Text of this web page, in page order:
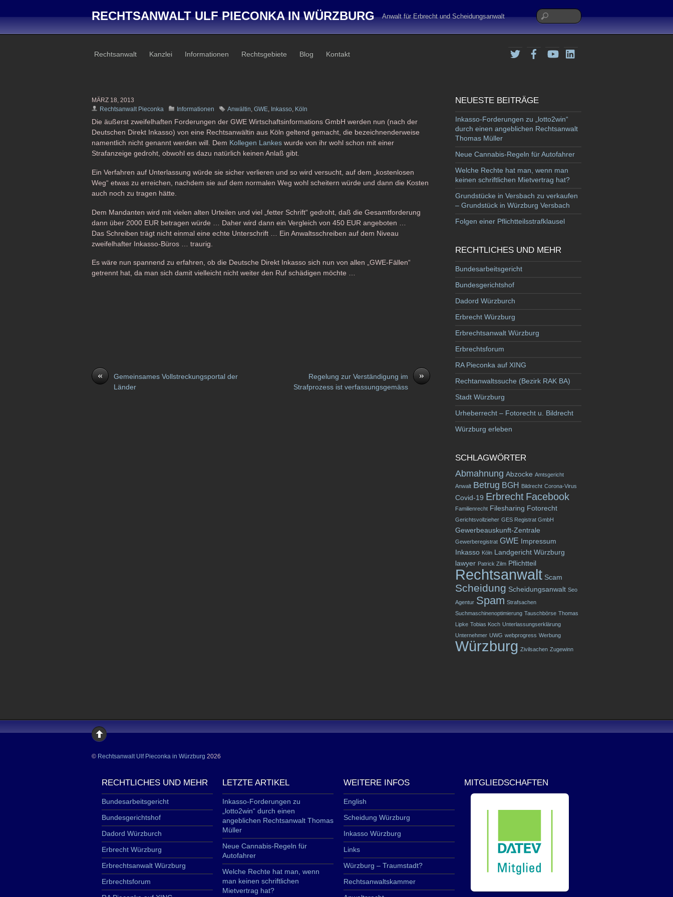
RECHTSANWALT ULF PIECONKA IN WÜRZBURG Anwalt für Erbrecht und Scheidungsanwalt
Rechtsanwalt Kanzlei Informationen Rechtsgebiete Blog Kontakt Twitter FacebookYouTube
MÄRZ 18, 2013
Rechtsanwalt Pieconka
Informationen Anwältin, GWE, Inkasso, Köln
Die äußerst zweifelhaften Forderungen der GWE Wirtschaftsinformations GmbH werden nun (nach der
Deutschen Direkt Inkasso) von eine Rechtsanwältin aus Köln geltend gemacht, die bezeichnenderweise
namentlich nicht genannt werden will. Dem Kollegen Lankes wurde von ihr wohl schon mit einer
Strafanzeige gedroht, obwohl es dazu natürlich keinen Anlaß gibt.
Ein Verfahren auf Unterlassung würde sie sicher verlieren und so wird versucht, auf dem „kostenlosen
Weg“ etwas zu erreichen, nachdem sie auf dem normalen Weg wohl scheitern würde und dann die Kosten
auch noch zu tragen hätte.
Dem Mandanten wird mit vielen alten Urteilen und viel „fetter Schrift“ gedroht, daß die Gesamtforderung
dann über 2000 EUR betragen würde … Daher wird dann ein Vergleich von 450 EUR angeboten …
Das Schreiben trägt nicht einmal eine echte Unterschrift … Ein Anwaltsschreiben auf dem Niveau
zweifelhafter Inkasso-Büros … traurig.
Es wäre nun spannend zu erfahren, ob die Deutsche Direkt Inkasso sich nun von allen „GWE-Fällen“
getrennt hat, da man sich damit vielleicht nicht weiter den Ruf schädigen möchte …
«
Gemeinsames Vollstreckungsportal der
Länder
»
Regelung zur Verständigung im
Strafprozess ist verfassungsgemäss
NEUESTE BEITRÄGE
Inkasso-Forderungen zu „lotto2win“
durch einen angeblichen Rechtsanwalt
Thomas Müller
Neue Cannabis-Regeln für Autofahrer
Welche Rechte hat man, wenn man
keinen schriftlichen Mietvertrag hat?
Grundstücke in Versbach zu verkaufen
– Grundstück in Würzburg Versbach
Folgen einer Pflichtteilsstrafklausel
RECHTLICHES UND MEHR
Bundesarbeitsgericht
Bundesgerichtshof
Dadord Würzburch
Erbrecht Würzburg
Erbrechtsanwalt Würzburg
Erbrechtsforum
RA Pieconka auf XING
Rechtanwaltssuche (Bezirk RAK BA)
Stadt Würzburg
Urheberrecht – Fotorecht u. Bildrecht
Würzburg erleben
SCHLAGWÖRTER
Abmahnung Abzocke Amtsgericht
Anwalt Betrug BGH Bildrecht Corona-Virus
Covid-19 Erbrecht Facebook
Familienrecht Filesharing Fotorecht
Gerichtsvollzieher GES Registrat GmbH
Gewerbeauskunft-Zentrale
Gewerberegistrat GWE
Impressum
Inkasso Köln Landgericht Würzburg
lawyer Patrick Zilm Pflichtteil
Rechtsanwalt Scam
Scheidung Scheidungsanwalt Seo
Agentur Spam Strafsachen
Suchmaschinenoptimierung Tauschbörse Thomas
Lipke Tobias Koch Unterlassungserklärung
Unternehmer UWG webprogress Werbung
Würzburg Zivilsachen Zugewinn
© Rechtsanwalt Ulf Pieconka in Würzburg 2026
RECHTLICHES UND MEHR
Bundesarbeitsgericht
Bundesgerichtshof
Dadord Würzburch
Erbrecht Würzburg
Erbrechtsanwalt Würzburg
Erbrechtsforum
LETZTE ARTIKEL
Inkasso-Forderungen zu
„lotto2win“ durch einen
angeblichen Rechtsanwalt Thomas
Müller
Neue Cannabis-Regeln für
Autofahrer
Welche Rechte hat man, wenn
man keinen schriftlichen
Mietvertrag hat?
WEITERE INFOS
English
Scheidung Würzburg
Inkasso Würzburg
Links
Würzburg – Traumstadt?
Rechtsanwaltskammer
MITGLIEDSCHAFTEN